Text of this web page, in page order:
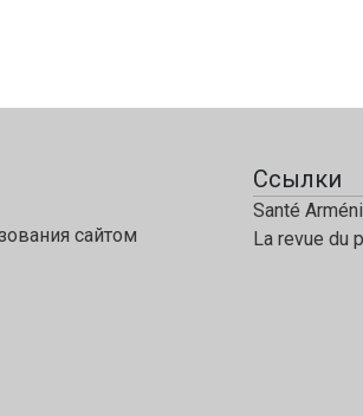
сайтом
Ссылки
Santé
La revue du